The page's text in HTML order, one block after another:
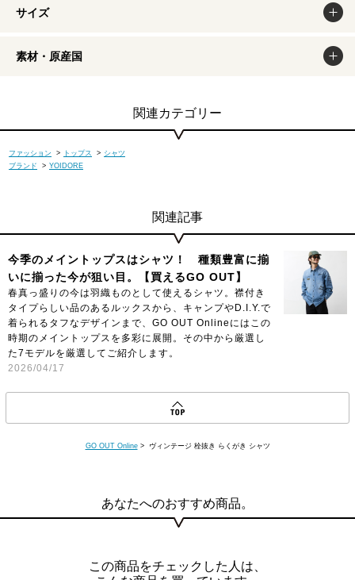
サイズ
素材・原産国
関連カテゴリー
ファッション > トップス > シャツ
ブランド
> YOIDORE
関連記事
今季のメイントップスはシャツ！ 種類豊富に揃
いに揃った今が狙い目。【買えるGO OUT】
春真っ盛りの今は羽織ものとして使えるシャツ。襟付き
タイプらしい品のあるルックスから、キャンプやD.I.Y.で
着られるタフなデザインまで、GO OUT Onlineにはこの
時期のメイントップスを多彩に展開。その中から厳選し
た7モデルを厳選してご紹介します。
2026/04/17
GO OUT Online> ヴィンテージ 栓抜き らくがき シャツ
あなたへのおすすめ商品。
この商品をチェックした人は、